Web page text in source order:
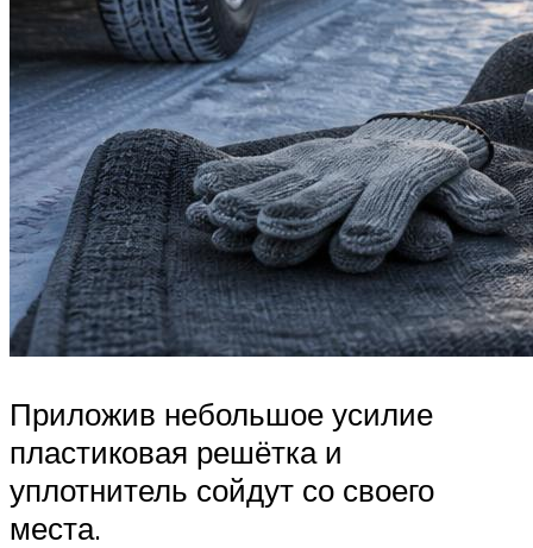
Приложив небольшое усилие
пластиковая решётка и
уплотнитель сойдут со своего
места.